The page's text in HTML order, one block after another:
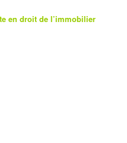
en droit de l’immobilier